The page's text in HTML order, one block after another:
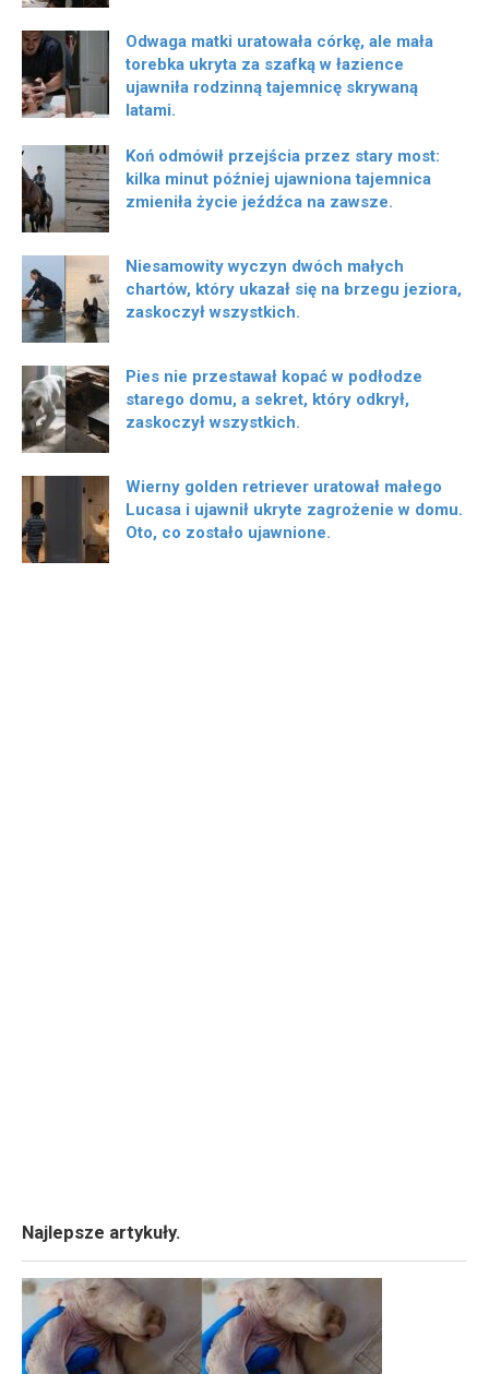
Odwaga matki uratowała córkę, ale mała
torebka ukryta za szafką w łazience
ujawniła rodzinną tajemnicę skrywaną
latami.
Koń odmówił przejścia przez stary most:
kilka minut później ujawniona tajemnica
zmieniła życie jeźdźca na zawsze.
Niesamowity wyczyn dwóch małych
chartów, który ukazał się na brzegu jeziora,
zaskoczył wszystkich.
Pies nie przestawał kopać w podłodze
starego domu, a sekret, który odkrył,
zaskoczył wszystkich.
Wierny golden retriever uratował małego
Lucasa i ujawnił ukryte zagrożenie w domu.
Oto, co zostało ujawnione.
Najlepsze artykuły.